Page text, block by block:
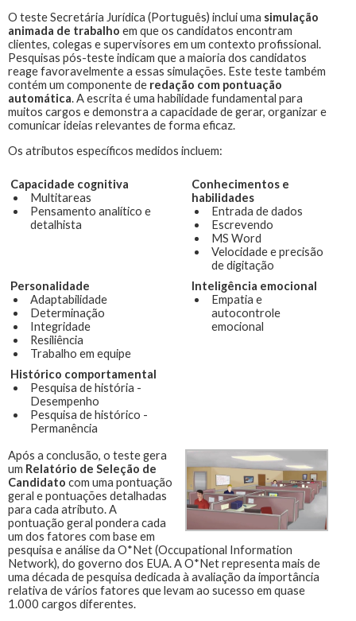
O testeSecretária Jurídica (Português) inclui uma simulação
animada de trabalho em que os candidatos encontram
clientes, colegas e supervisores em um contexto profissional.
Pesquisas pós-teste indicam que a maioria dos candidatos
reage favoravelmente a essas simulações. Este teste também
contém um componente de redação com pontuação
automática. A escrita é uma habilidade fundamental para
muitos cargos e demonstra a capacidade de gerar, organizar e
comunicar ideias relevantes de forma eficaz.
Os atributos específicos medidos incluem:
Capacidade cognitiva
Multitareas
Pensamento analítico e
detalhista
Conhecimentos e
habilidades
Entrada de dados
Escrevendo
MS Word
Velocidade e precisão
de digitação
Personalidade
Adaptabilidade
Determinação
Integridade
Resiliência
Trabalho em equipe
Inteligência emocional
Empatia e
autocontrole
emocional
Histórico comportamental
Pesquisa de história -
Desempenho
Pesquisa de histórico -
Permanência
Após a conclusão, o teste gera
um Relatório de Seleção de
Candidato com uma pontuação
geral e pontuações detalhadas
para cada atributo. A
pontuação geral pondera cada
um dos fatores com base em
pesquisa e análise da O*Net (Occupational Information
Network), do governo dos EUA. A O*Net representa mais de
uma década de pesquisa dedicada à avaliação da importância
relativa de vários fatores que levam ao sucesso em quase
1.000 cargos diferentes.